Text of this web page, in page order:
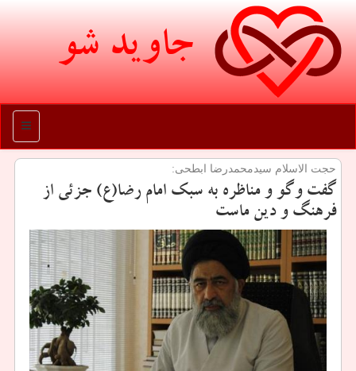
جاوید شو
منو
حجت الاسلام سیدمحمدرضا ابطحی:
گفت وگو و مناظره به سبك امام رضا(ع) جزئی از
فرهنگ و دین ماست